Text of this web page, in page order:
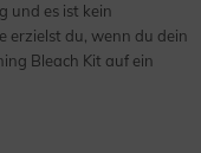
und es ist kein
erzielst du, wenn du dein
Bleach Kit auf ein